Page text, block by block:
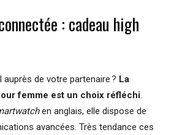
: cadeau high
auprès de votre partenaire ? La
femme est un choix réfléchi.
en anglais, elle dispose de
avancées. Très tendance ces